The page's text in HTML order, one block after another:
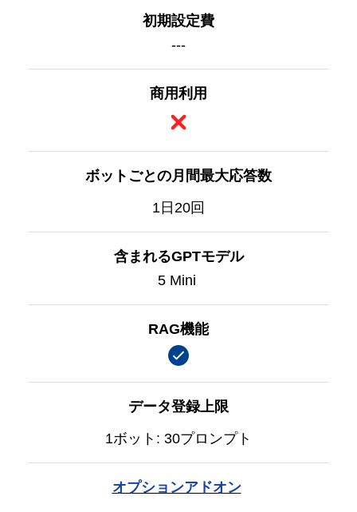
初期設定費
---
商用利用
ボットごとの月間最大応答数
1日20回
含まれるGPTモデル
5 Mini
RAG機能
データ登録上限
1ボット: 30プロンプト
オプションアドオン